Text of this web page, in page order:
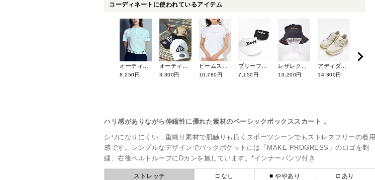
コーディネートに使われているアイテム
8,250円 3,300円 10,780円 7,150円 13,200円 14,300円
ハリ感がありながら伸縮性に優れた素材のベーシックボックススカート 。
シワになりにくい二重織り素材で肌触りも良くスポーツシーンでもストレスフリーの着用
感です。シンプルなデザインでバックポケットには「MAKE PROGRESS」のロゴを刺
繍、右後ベルトループにDカンを施しています。*インナーパンツ付き
ストレッチ □ なし ■ ややあり □ あり